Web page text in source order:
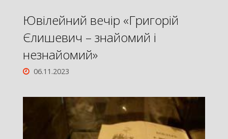
Ювілейний вечір «Григорій
Єлишевич – знайомий і
незнайомий»
06.11.2023